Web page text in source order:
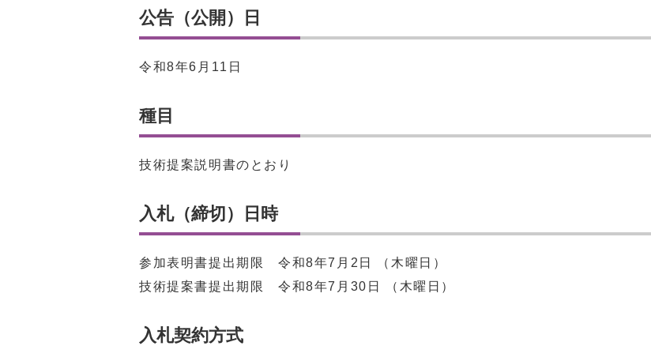
公告（公開）日
令和8年6月11日
種目
技術提案説明書のとおり
入札（締切）日時
参加表明書提出期限 令和8年7月2日 （木曜日）
技術提案書提出期限 令和8年7月30日 （木曜日）
入札契約方式